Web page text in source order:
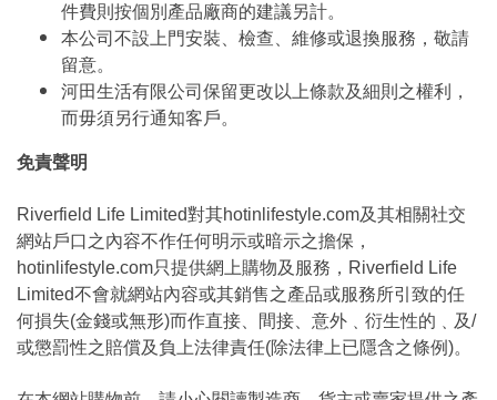
件費則按個別產品廠商的建議另計。
本公司不設上門安裝、檢查、維修或退換服務，敬請
留意。
河田生活有限公司保留更改以上條款及細則之權利，
而毋須另行通知客戶。
免責聲明
Riverfield Life Limited對其hotinlifestyle.com及其相關社交
網站戶口之內容不作任何明示或暗示之擔保，
hotinlifestyle.com只提供網上購物及服務，Riverfield Life
Limited不會就網站內容或其銷售之產品或服務所引致的任
何損失(金錢或無形)而作直接、間接、意外﹑衍生性的﹑及/
或懲罰性之賠償及負上法律責任(除法律上已隱含之條例)。